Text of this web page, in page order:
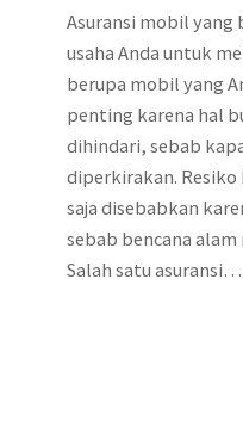
Asuransi mobil yang
usaha Anda untuk
berupa mobil yang
penting karena hal
dihindari, sebab
diperkirakan.
saja disebabkan
sebab bencana alam
Salah satu asuransi…